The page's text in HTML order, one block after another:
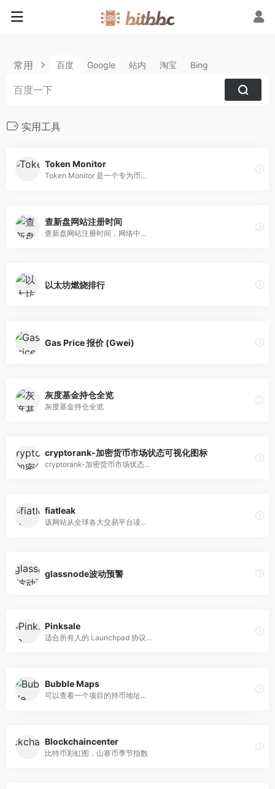
常用 百度 Google 站内 淘宝 Bing
实用工具
Token Monitor
Token Monitor 是一个专为币...
查新盘网站注册时间
查新盘网站注册时间，网络中...
以太坊燃烧排行
Gas Price 报价 (Gwei)
灰度基金持仓全览
灰度基金持仓全览
cryptorank-加密货币市场状态可视化图标
cryptorank-加密货币市场状态...
fiatleak
该网站从全球各大交易平台读...
glassnode波动预警
Pinksale
适合所有人的 Launchpad 协议...
Bubble Maps
可以查看一个项目的持币地址...
Blockchaincenter
比特币彩虹图，山寨币季节指数